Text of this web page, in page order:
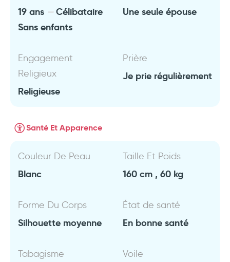
19 ans
Célibataire
Sans enfants
Une seule épouse
Engagement
Religieux
Religieuse
Prière
Je prie régulièrement
Santé Et Apparence
Couleur De Peau
Blanc
Taille Et Poids
160 cm , 60 kg
Forme Du Corps
Silhouette moyenne
État de santé
En bonne santé
Tabagisme Voile